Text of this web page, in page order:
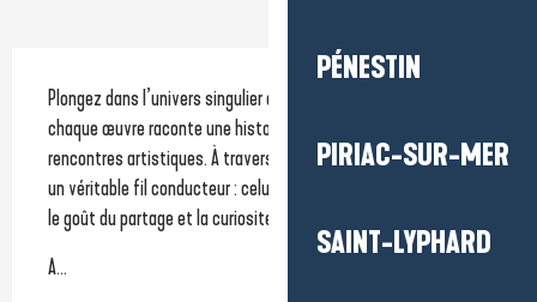
PÉNESTIN
PIRIAC-SUR-MER
SAINT-LYPHARD
Description
Plongez dans l’univers singulier de la Collection Cousin, où
chaque œuvre raconte une histoire de passion, de regards et de
rencontres artistiques. À travers cette exposition, se dévoile
un véritable fil conducteur : celui d’un collectionneur animé par
le goût du partage et la curiosité esthétique.
A...